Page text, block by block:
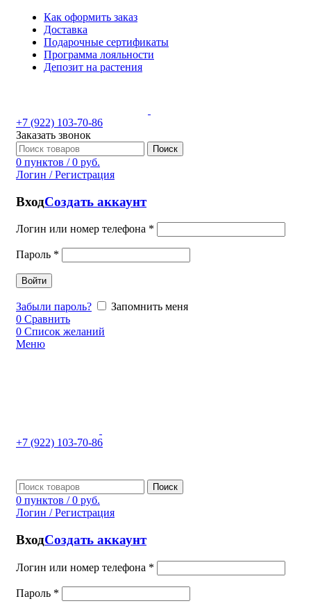
Как оформить заказ
Доставка
Подарочные сертификаты
Программа лояльности
Депозит на растения
+7 (922) 103-70-86
Заказать звонок
Поиск
0 пунктов / 0 руб.
Логин / Регистрация
ВходСоздать аккаунт
Логин или номер телефона *
Пароль *
Войти
Забыли пароль?
Запомнить меня
0 Сравнить
0 Список желаний
Меню
+7 (922) 103-70-86
Поиск
0 пунктов / 0 руб.
Логин / Регистрация
ВходСоздать аккаунт
Логин или номер телефона *
Пароль *